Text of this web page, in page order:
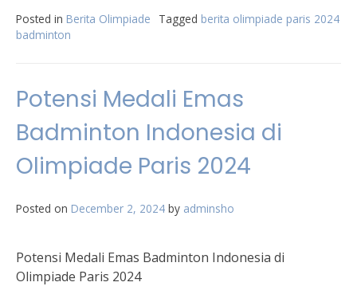
Posted in Berita Olimpiade Tagged berita olimpiade paris 2024
badminton
Potensi Medali Emas
Badminton Indonesia di
Olimpiade Paris 2024
Posted on December 2, 2024 by adminsho
Potensi Medali Emas Badminton Indonesia di
Olimpiade Paris 2024